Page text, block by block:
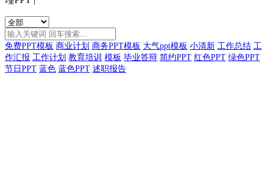
免费PPT模板 商业计划 商务PPT模板 大气ppt模板 小清新 工作总结 工
作汇报 工作计划 教育培训 模板 毕业答辩 简约PPT 红色PPT 绿色PPT
节日PPT 蓝色 蓝色PPT 述职报告